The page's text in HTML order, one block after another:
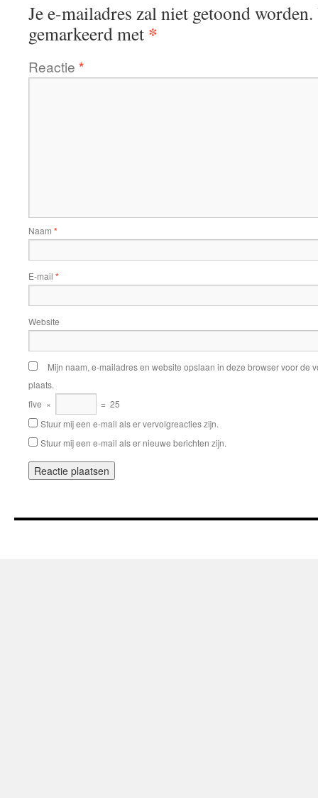
Je e-mailadres zal niet getoond worden.
gemarkeerd met *
Reactie *
Naam *
E-mail *
Website
Mijn naam, e-mailadres en website opslaan in deze browser voor de
plaats.
five × = 25
Stuur mij een e-mail als er vervolgreacties zijn.
Stuur mij een e-mail als er nieuwe berichten zijn.